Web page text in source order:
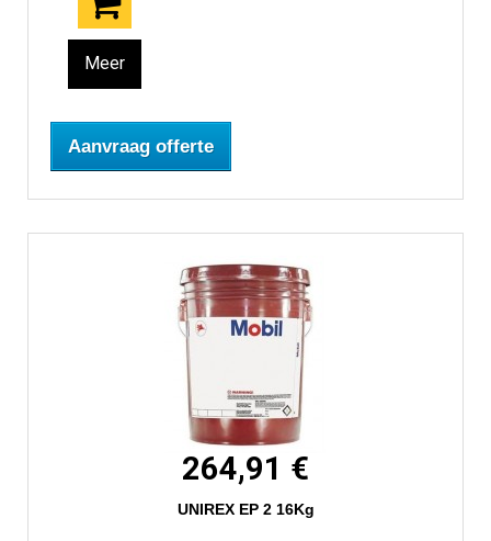
Meer
Aanvraag offerte
264,91 €
UNIREX EP 2 16Kg